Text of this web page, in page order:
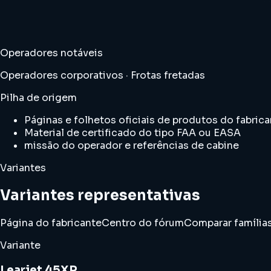
Operadores notáveis
Operadores corporativos · Frotas fretadas
Pilha de origem
Páginas e folhetos oficiais de produtos do
Material de certificado do tipo FAA ou EASA
missão do operador e referências de cabine
Variantes
Variantes representativas
Página do fabricanteCentro do fórumComparar
Variante